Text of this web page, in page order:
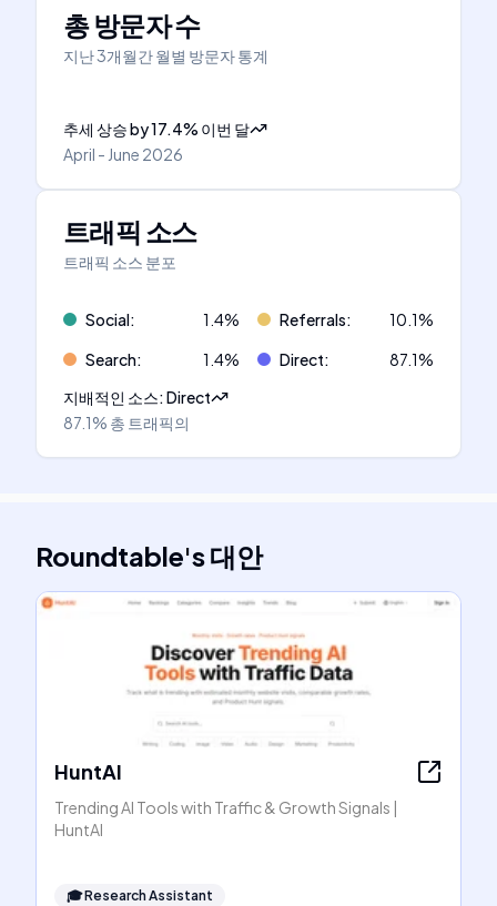
총 방문자 수
지난 3개월간 월별 방문자 통계
추세 상승by17.4% 이번 달
April - June 2026
트래픽 소스
트래픽 소스 분포
Social: 1.4% Referrals: 10.1%
Search: 1.4% Direct: 87.1%
지배적인 소스:Direct
87.1% 총 트래픽의
Roundtable's대안
HuntAI
Trending AI Tools with Traffic & Growth Signals |
HuntAI
🎓Research Assistant